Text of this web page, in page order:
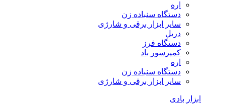
اره
دستگاه سنباده زن
سایر ابزار برقی و شارژی
دریل
دستگاه فرز
کمپرسور باد
اره
دستگاه سنباده زن
سایر ابزار برقی و شارژی
ابزار بادی